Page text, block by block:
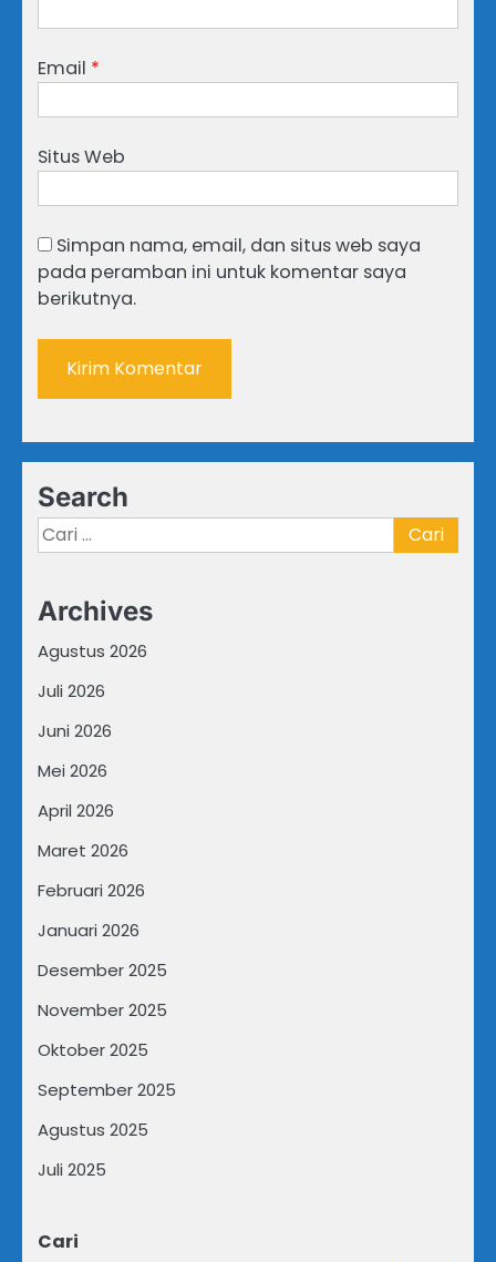
Email *
Situs Web
Simpan nama, email, dan situs web saya
pada peramban ini untuk komentar saya
berikutnya.
Search
Cari
untuk:
Archives
Agustus 2026
Juli 2026
Juni 2026
Mei 2026
April 2026
Maret 2026
Februari 2026
Januari 2026
Desember 2025
November 2025
Oktober 2025
September 2025
Agustus 2025
Juli 2025
Cari